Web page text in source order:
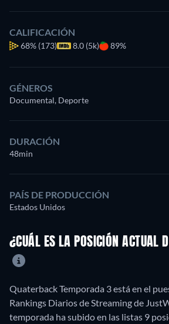
CALIFICACIÓN
68% (173) 8.0 (5k) 89%
GÉNEROS
Documental, Deporte
DURACIÓN
48min
PAÍS DE PRODUCCIÓN
Estados Unidos
¿CUÁL ES LA POSICIÓN ACTUAL
Quaterback Temporada 3 está en el
Rankings Diarios de Streaming de
temporada ha subido en las listas 9